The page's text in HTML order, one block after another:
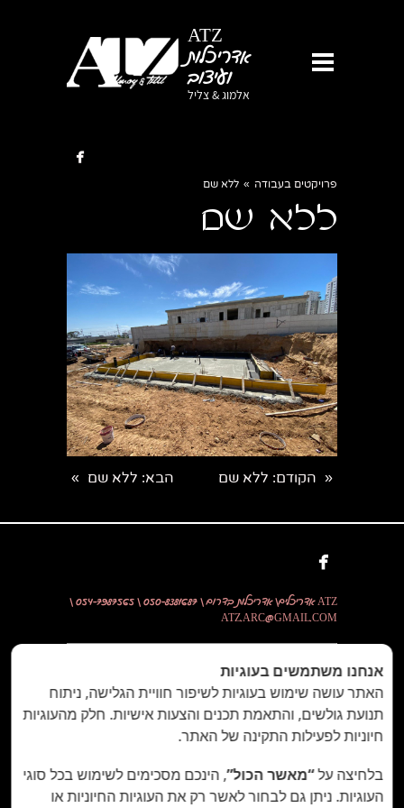
ATZ
אדריכלות
ועיצוב
אלמוג & צליל

פרויקטים בעבודה » ללא שם
ללא שם
« הקודם: ללא שם הבא: ללא שם »

ATZ אדריכלים\ אדריכלות בדרום \ 050-8381687 \ 054-7987565 \
ATZ.ARC@GMAIL.COM
ATZ אדריכלות
עיצוב פנים בדרום
תוספת בנייה
אדריכלות פנים בדרום
אדריכלים באשקלון
אדריכלים במיתר
אנחנו משתמשים בעוגיות
האתר עושה שימוש בעוגיות לשיפור חוויית הגלישה, ניתוח
תנועת גולשים, והתאמת תכנים והצעות אישיות. חלק מהעוגיות
חיוניות לפעילות התקינה של האתר.
בלחיצה על“מאשר הכול”, הינכם מסכימים לשימוש בכל סוגי
העוגיות. ניתן גם לבחור לאשר רק את העוגיות החיוניות או